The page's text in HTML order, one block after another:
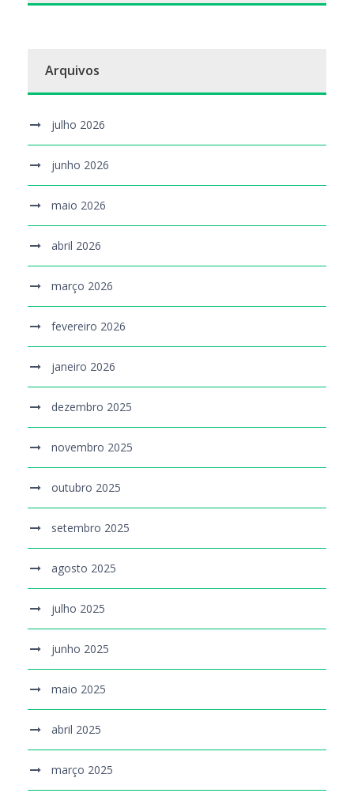
Arquivos
julho 2026
junho 2026
maio 2026
abril 2026
março 2026
fevereiro 2026
janeiro 2026
dezembro 2025
novembro 2025
outubro 2025
setembro 2025
agosto 2025
julho 2025
junho 2025
maio 2025
abril 2025
março 2025